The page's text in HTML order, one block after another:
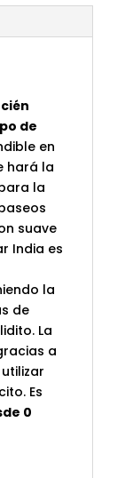
de
en
hará la
la
suave
India es
la
de
La
a
Es
0